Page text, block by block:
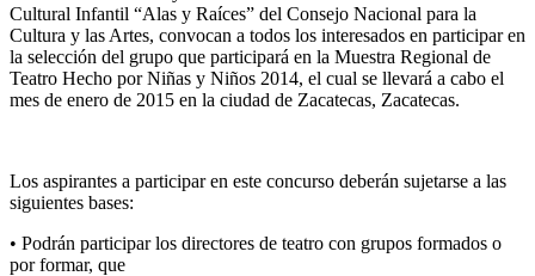
Cultural Infantil “Alas y Raíces” del Consejo Nacional para la
Cultura y las Artes, convocan a todos los interesados en participar en
la selección del grupo que participará en la Muestra Regional de
Teatro Hecho por Niñas y Niños 2014, el cual se llevará a cabo el
mes de enero de 2015 en la ciudad de Zacatecas, Zacatecas.
Los aspirantes a participar en este concurso deberán sujetarse a las
siguientes bases:
• Podrán participar los directores de teatro con grupos formados o
por formar, que